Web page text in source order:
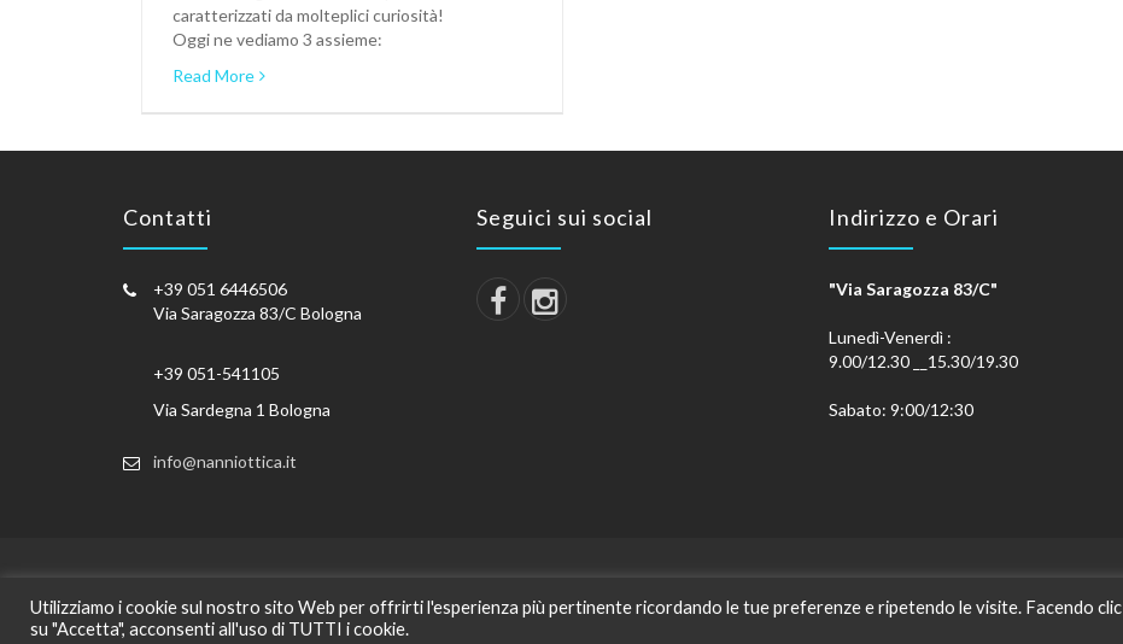
caratterizzati da molteplici curiosità!
Oggi ne vediamo 3 assieme:
Read More
Contatti
+39 051 6446506
Via Saragozza 83/C Bologna
+39 051-541105
Via Sardegna 1 Bologna
info@nanniottica.it
Seguici sui social Indirizzo e Orari
"Via Saragozza 83/C"
Lunedì-Venerdì :
9.00/12.30 __15.30/19.30
Sabato: 9:00/12:30
Copyright © 2026NANNI OTTICAP. iva : 03399281207. Tutti i diritti riservati.
Utilizziamo i cookie sul nostro sito Web per offrirti l'esperienza più pertinente ricordando le tue preferenze e ripetendo le visite. Facendo clic
su "Accetta", acconsenti all'uso di TUTTI i cookie.